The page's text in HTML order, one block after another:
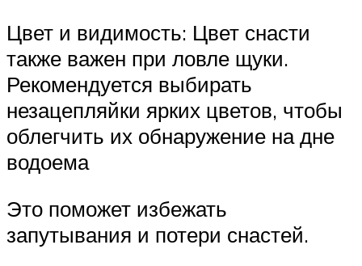
Цвет и видимость: Цвет снасти
также важен при ловле щуки.
Рекомендуется выбирать
незацепляйки ярких цветов, чтобы
облегчить их обнаружение на дне
водоема
Это поможет избежать
запутывания и потери снастей.